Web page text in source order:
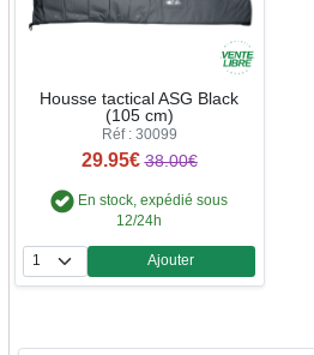
Housse tactical ASG Black
(105 cm)
Réf : 30099
29.95€ 38.00€
En stock, expédié sous
12/24h
Quantité
Ajouter